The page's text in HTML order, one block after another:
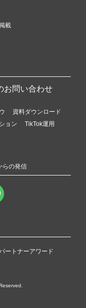
載
お問い合わせ
資料ダウンロード
ョン
TikTok運用
らの発信
ートナーアワード